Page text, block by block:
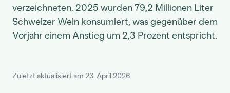
verzeichneten. 2025 wurden 79,2 Millionen Liter
Schweizer Wein konsumiert, was gegenüber dem
Vorjahr einem Anstieg um 2,3 Prozent entspricht.
Zuletzt aktualisiert am 23. April 2026